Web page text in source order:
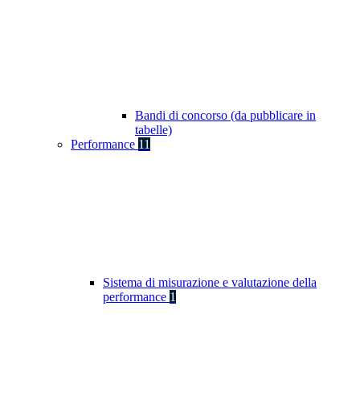
Bandi di concorso (da pubblicare in
tabelle)
Performance 11
Sistema di misurazione e valutazione della
performance 1